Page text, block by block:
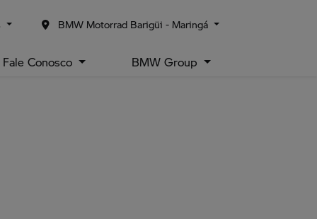
BMW Motorrad Barigüi - Maringá
Fale Conosco BMW Group